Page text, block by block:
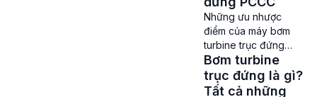
được sử dụng phổ
biến nhất đó là dòng
bơm tuabin trục đứng.
Bơm turbine trục
đứng luôn được ưu
tiên sử dụng cho các
Những ưu nhược
điểm của máy bơm
turbine trục đứng
PCCC Máy bơm
turbine trục đứng –
Bơm turbine trục
Bơm turbine
trục đứng là gì?
Tất cả những